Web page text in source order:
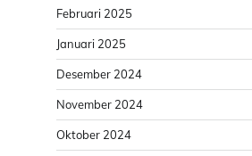
Februari 2025
Januari 2025
Desember 2024
November 2024
Oktober 2024